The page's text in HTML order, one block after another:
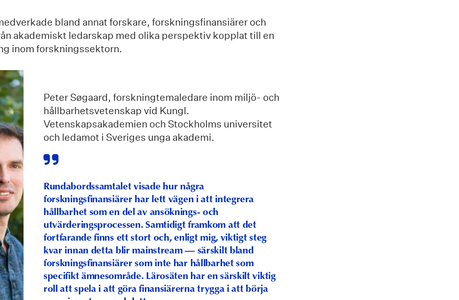
bland annat forskare, forskningsfinansiärer och
akademiskt ledarskap med olika perspektiv kopplat till en
inom forskningssektorn.
Peter Søgaard, forskningtemaledare inom miljö- och
hållbarhetsvetenskap vid Kungl.
Vetenskapsakademien och Stockholms universitet
och ledamot i Sveriges unga akademi.
Rundabordssamtalet visade hur några
forskningsfinansiärer har lett vägen i att integrera
hållbarhet som en del av ansöknings- och
utvärderingsprocessen. Samtidigt framkom att det
fortfarande finns ett stort och, enligt mig, viktigt steg
kvar innan detta blir mainstream — särskilt bland
forskningsfinansiärer som inte har hållbarhet som
specifikt ämnesområde. Lärosäten har en särskilt viktig
roll att spela i att göra finansiärerna trygga i att börja